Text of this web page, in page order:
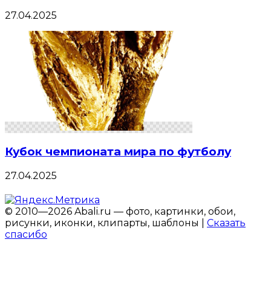
27.04.2025
Кубок чемпионата мира по футболу
27.04.2025
© 2010—2026 Abali.ru — фото, картинки, обои,
рисунки, иконки, клипарты, шаблоны | Сказать
спасибо